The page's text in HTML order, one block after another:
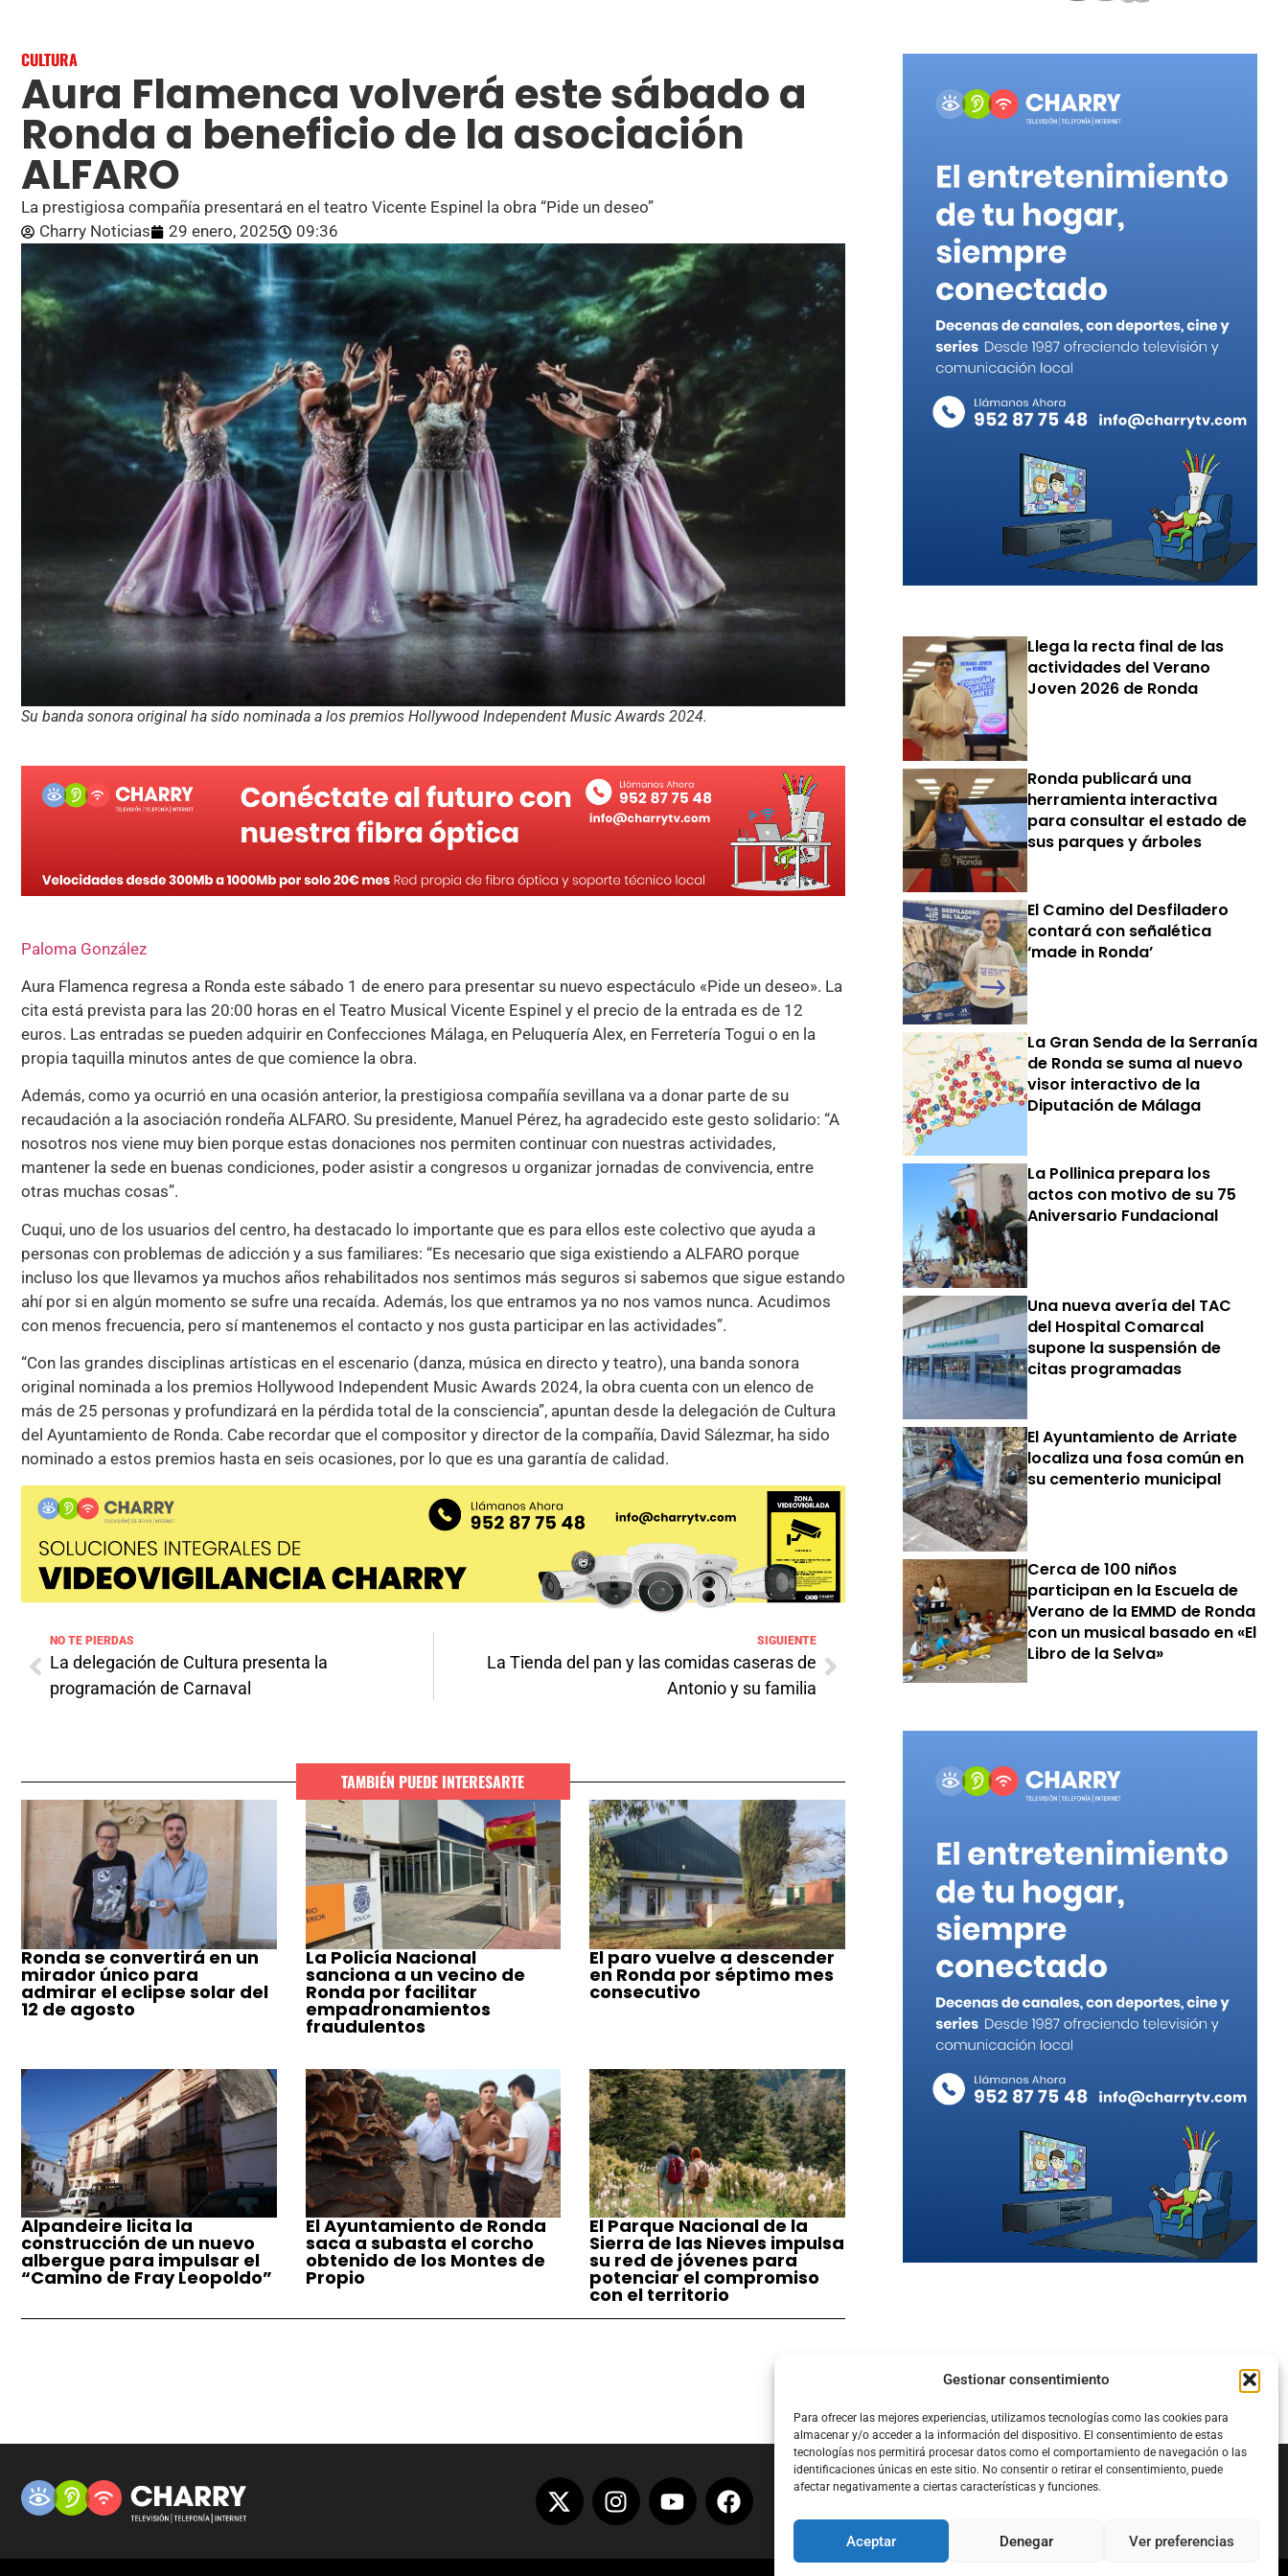
Gestionar consentimiento
Para ofrecer las mejores experiencias, utilizamos tecnologías como las cookies para
almacenar y/o acceder a la información del dispositivo. El consentimiento de estas
tecnologías nos permitirá procesar datos como el comportamiento de navegación o las
identificaciones únicas en este sitio. No consentir o retirar el consentimiento, puede
afectar negativamente a ciertas características y funciones.
Aceptar Denegar Ver preferencias
CULTURA
Aura Flamenca volverá este sábado a
Ronda a beneficio de la asociación
ALFARO
La prestigiosa compañía presentará en el teatro Vicente Espinel la obra “Pide un deseo”
Charry Noticias
29 enero, 2025 09:36
Su banda sonora original ha sido nominada a los premios Hollywood Independent Music Awards 2024.
Paloma González
Aura Flamenca regresa a Ronda este sábado 1 de enero para presentar su nuevo espectáculo «Pide un deseo». La
cita está prevista para las 20:00 horas en el Teatro Musical Vicente Espinel y el precio de la entrada es de 12
euros. Las entradas se pueden adquirir en Confecciones Málaga, en Peluquería Alex, en Ferretería Togui o en la
propia taquilla minutos antes de que comience la obra.
Además, como ya ocurrió en una ocasión anterior, la prestigiosa compañía sevillana va a donar parte de su
recaudación a la asociación rondeña ALFARO. Su presidente, Manuel Pérez, ha agradecido este gesto solidario: “A
nosotros nos viene muy bien porque estas donaciones nos permiten continuar con nuestras actividades,
mantener la sede en buenas condiciones, poder asistir a congresos u organizar jornadas de convivencia, entre
otras muchas cosas”.
Cuqui, uno de los usuarios del centro, ha destacado lo importante que es para ellos este colectivo que ayuda a
personas con problemas de adicción y a sus familiares: “Es necesario que siga existiendo a ALFARO porque
incluso los que llevamos ya muchos años rehabilitados nos sentimos más seguros si sabemos que sigue estando
ahí por si en algún momento se sufre una recaída. Además, los que entramos ya no nos vamos nunca. Acudimos
con menos frecuencia, pero sí mantenemos el contacto y nos gusta participar en las actividades”.
“Con las grandes disciplinas artísticas en el escenario (danza, música en directo y teatro), una banda sonora
original nominada a los premios Hollywood Independent Music Awards 2024, la obra cuenta con un elenco de
más de 25 personas y profundizará en la pérdida total de la consciencia”, apuntan desde la delegación de Cultura
del Ayuntamiento de Ronda. Cabe recordar que el compositor y director de la compañía, David Sálezmar, ha sido
nominado a estos premios hasta en seis ocasiones, por lo que es una garantía de calidad.
NO TE PIERDAS
La delegación de Cultura presenta la
programación de Carnaval
SIGUIENTE
La Tienda del pan y las comidas caseras de
Antonio y su familia
TAMBIÉN PUEDE INTERESARTE
Ronda se convertirá en un
mirador único para
admirar el eclipse solar del
12 de agosto
La Policía Nacional
sanciona a un vecino de
Ronda por facilitar
empadronamientos
fraudulentos
El paro vuelve a descender
en Ronda por séptimo mes
consecutivo
Alpandeire licita la
construcción de un nuevo
albergue para impulsar el
“Camino de Fray Leopoldo”
El Ayuntamiento de Ronda
saca a subasta el corcho
obtenido de los Montes de
Propio
El Parque Nacional de la
Sierra de las Nieves impulsa
su red de jóvenes para
potenciar el compromiso
con el territorio
Llega la recta final de las
actividades del Verano
Joven 2026 de Ronda
Ronda publicará una
herramienta interactiva
para consultar el estado de
sus parques y árboles
El Camino del Desfiladero
contará con señalética
‘made in Ronda’
La Gran Senda de la Serranía
de Ronda se suma al nuevo
visor interactivo de la
Diputación de Málaga
La Pollinica prepara los
actos con motivo de su 75
Aniversario Fundacional
Una nueva avería del TAC
del Hospital Comarcal
supone la suspensión de
citas programadas
El Ayuntamiento de Arriate
localiza una fosa común en
su cementerio municipal
Cerca de 100 niños
participan en la Escuela de
Verano de la EMMD de Ronda
con un musical basado en «El
Libro de la Selva»